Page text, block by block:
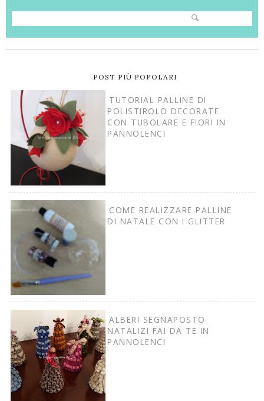
POST PIÙ POPOLARI
TUTORIAL PALLINE DI
POLISTIROLO DECORATE
CON TUBOLARE E FIORI IN
PANNOLENCI
COME REALIZZARE PALLINE
DI NATALE CON I GLITTER
ALBERI SEGNAPOSTO
NATALIZI FAI DA TE IN
PANNOLENCI